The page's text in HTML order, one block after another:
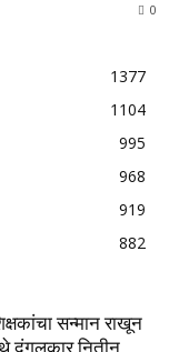
0
1377
1104
995
968
919
882
सन्मान राखून